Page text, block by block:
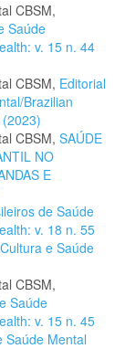
CBSM,
Saúde
v. 15 n. 44
CBSM, Editorial
Brazilian
CBSM, SAÚDE
NO
E
de Saúde
v. 18 n. 55
e Saúde
CBSM,
Saúde
v. 15 n. 45
Saúde Mental